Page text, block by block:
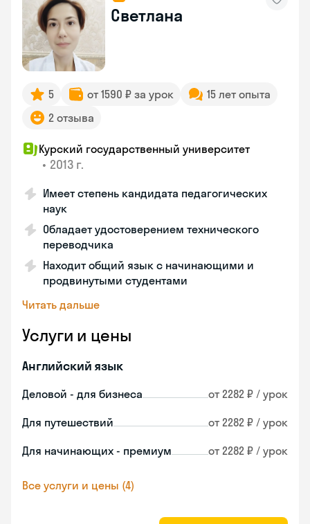
Светлана
5 от 1590 ₽ за урок
15 лет опыта
2 отзыва
Курский государственный университет
• 2013 г.
Имеет степень кандидата педагогических
наук
Обладает удостоверением технического
переводчика
Находит общий язык с начинающими и
продвинутыми студентами
Читать дальше
Услуги и цены
Английский язык
Деловой - для бизнеса от 2282 ₽ / урок
Для путешествий от 2282 ₽ / урок
Для начинающих - премиум от 2282 ₽ / урок
Все услуги и цены (4)